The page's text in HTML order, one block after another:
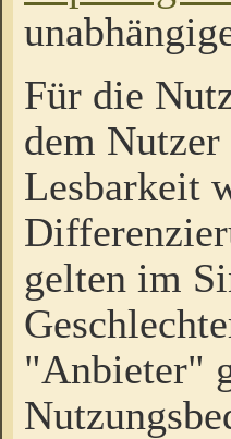
Für die
dem
Lesbarkeit
gelten im
"Anbieter"